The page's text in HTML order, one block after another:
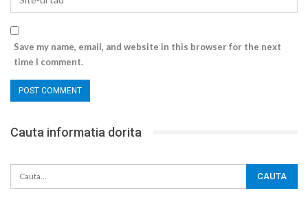
Save my name, email, and website in this browser for the next
time I comment.
Cauta informatia dorita